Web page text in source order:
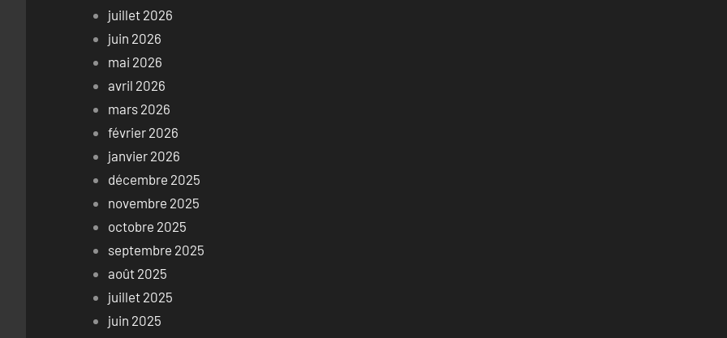
juillet 2026
juin 2026
mai 2026
avril 2026
mars 2026
février 2026
janvier 2026
décembre 2025
novembre 2025
octobre 2025
septembre 2025
août 2025
juillet 2025
juin 2025